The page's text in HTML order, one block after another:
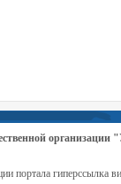
портала гиперссылка